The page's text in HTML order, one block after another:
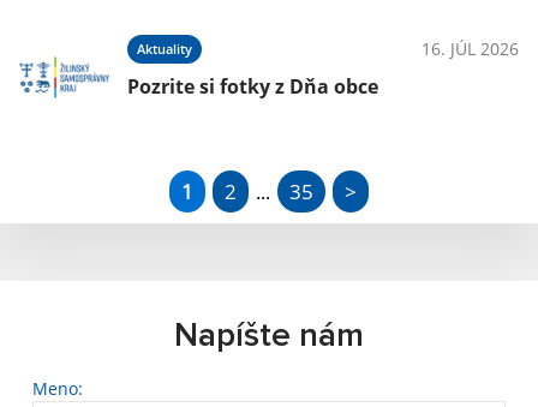
Aktuality 16. JÚL 2026
Pozrite si fotky z Dňa obce
1 2 ... 35 >
Napíšte nám
Meno: